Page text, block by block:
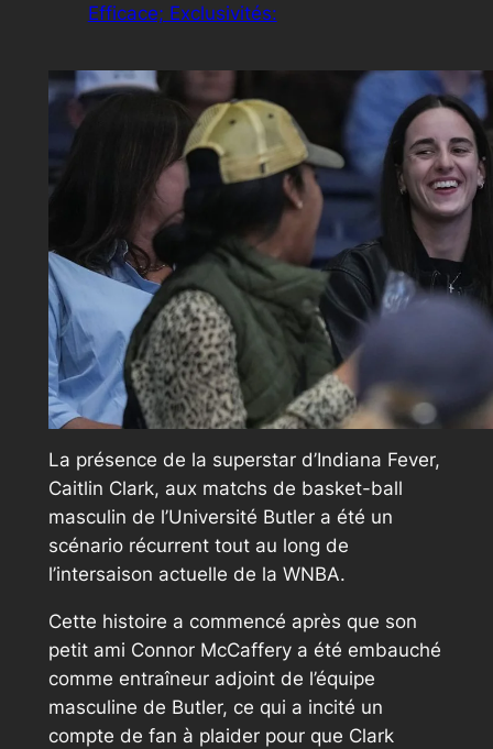
Efficace; Exclusivités:
La présence de la superstar d’Indiana Fever,
Caitlin Clark, aux matchs de basket-ball
masculin de l’Université Butler a été un
scénario récurrent tout au long de
l’intersaison actuelle de la WNBA.
Cette histoire a commencé après que son
petit ami Connor McCaffery a été embauché
comme entraîneur adjoint de l’équipe
masculine de Butler, ce qui a incité un
compte de fan à plaider pour que Clark